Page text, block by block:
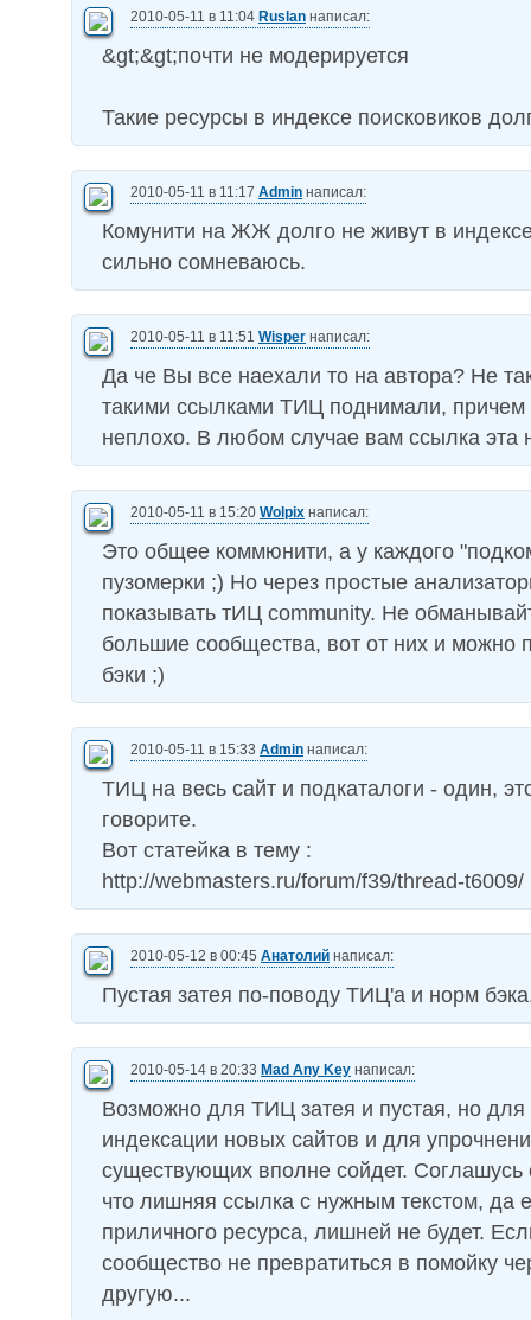
2010-05-11 в 11:04 Ruslan написал:
&gt;&gt;почти не модерируется
Такие ресурсы в индексе поисковиков
2010-05-11 в 11:17 Admin написал:
Комунити на ЖЖ долго не живут в
сильно сомневаюсь.
2010-05-11 в 11:51 Wisper написал:
Да че Вы все наехали то на автора? Не
такими ссылками ТИЦ поднимали, причем
неплохо. В любом случае вам ссылка эта
2010-05-11 в 15:20 Wolpix написал:
Это общее коммюнити, а у каждого
пузомерки ;) Но через простые
показывать тИЦ community. Не
большие сообщества, вот от них и можно
бэки ;)
2010-05-11 в 15:33 Admin написал:
ТИЦ на весь сайт и подкаталоги - один,
говорите.
Вот статейка в тему :
http://webmasters.ru/forum/f39/thread-t6009/
2010-05-12 в 00:45 Анатолий написал:
Пустая затея по-поводу ТИЦ'а и норм
2010-05-14 в 20:33 Mad Any Key написал:
Возможно для ТИЦ затея и пустая, но для
индексации новых сайтов и для
существующих вполне сойдет. Соглашусь
что лишняя ссылка с нужным текстом, да
приличного ресурса, лишней не будет.
сообщество не превратиться в помойку
другую...